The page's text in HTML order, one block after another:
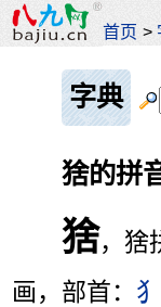
首页 >
字典
猞的拼
猞，猞
画，部首： 犭